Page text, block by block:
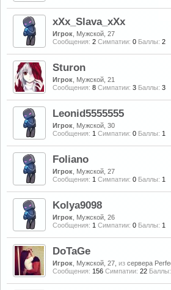
xXx_Slava_xXx
Игрок , Мужской, 27
Сообщения: 2 Симпатии: 0 Баллы: 2
Sturon
Игрок , Мужской, 21
Сообщения: 8 Симпатии: 3 Баллы: 3
Leonid5555555
Игрок , Мужской, 30
Сообщения: 1 Симпатии: 0 Баллы: 1
Foliano
Игрок , Мужской, 27
Сообщения: 1 Симпатии: 0 Баллы: 1
Kolya9098
Игрок , Мужской, 26
Сообщения: 1 Симпатии: 0 Баллы: 1
DoTaGe
Игрок , Мужской, 27, из сервера
Сообщения: 156 Симпатии: 22 Баллы: